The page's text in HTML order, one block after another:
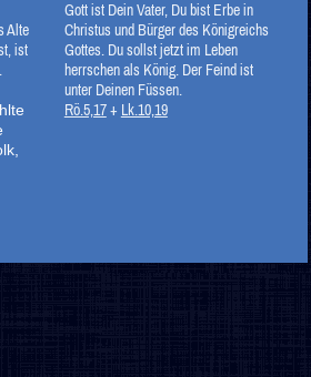
Alte
ist
Gott ist Dein Vater, Du bist Erbe in
Christus und Bürger des Königreichs
Gottes. Du sollst jetzt im Leben
herrschen als König. Der Feind ist
unter Deinen Füssen.
Rö.5,17+ Lk.10,19